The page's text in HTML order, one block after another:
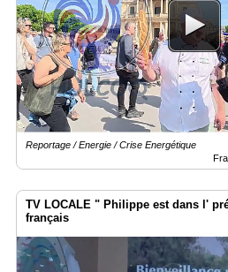
Gazette
Vidéos
Médias
du
groupe
Blogs
Inscription
annuaire
Accès
éditeur
Reportage / Energie / Crise Energétique
TV LOCALE " Philippe est dans l'
français